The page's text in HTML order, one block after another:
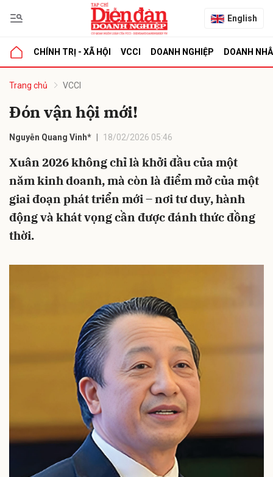
English
CHÍNH TRỊ - XÃ HỘI VCCI DOANH NGHIỆP DOANH
Trang chủ VCCI
Đón vận hội mới!
Nguyễn Quang Vinh* 18/02/2026 05:46
Xuân 2026 không chỉ là khởi đầu của một
năm kinh doanh, mà còn là điểm mở của một
giai đoạn phát triển mới – nơi tư duy, hành
động và khát vọng cần được đánh thức đồng
thời.
luận
Hủy